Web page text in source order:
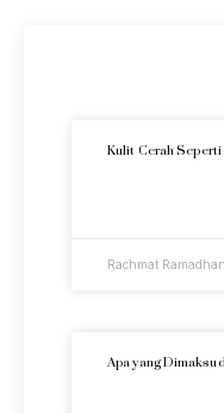
Kulit Cerah Seperti
Rachmat Ramadhan
Apa yang